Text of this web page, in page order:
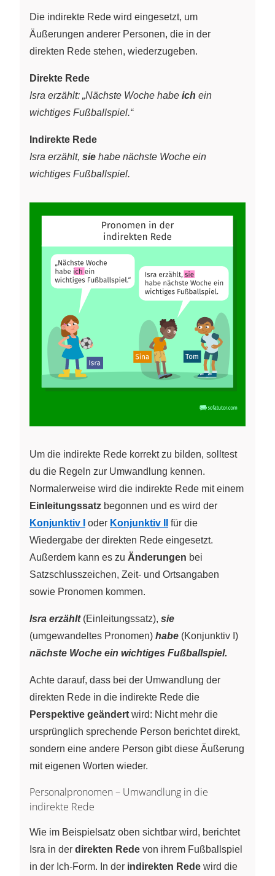
Die indirekte Rede wird eingesetzt, um
Äußerungen anderer Personen, die in der
direkten Rede stehen, wiederzugeben.
Direkte Rede
Isra erzählt: „Nächste Woche habe ich ein
wichtiges Fußballspiel.“
Indirekte Rede
Isra erzählt, sie habe nächste Woche ein
wichtiges Fußballspiel.
Um die indirekte Rede korrekt zu bilden, solltest
du die Regeln zur Umwandlung kennen.
Normalerweise wird die indirekte Rede mit einem
Einleitungssatz begonnen und es wird der
Konjunktiv I
oder Konjunktiv II
für die
Wiedergabe der direkten Rede eingesetzt.
Außerdem kann es zu Änderungen bei
Satzschlusszeichen, Zeit- und Ortsangaben
sowie Pronomen kommen.
Isra erzählt(Einleitungssatz), sie
(umgewandeltes Pronomen) habe (Konjunktiv I)
nächste Woche ein wichtiges Fußballspiel.
Achte darauf, dass bei der Umwandlung der
direkten Rede in die indirekte Rede die
Perspektive geändert wird: Nicht mehr die
ursprünglich sprechende Person berichtet direkt,
sondern eine andere Person gibt diese Äußerung
mit eigenen Worten wieder.
Personalpronomen – Umwandlung in die
indirekte Rede
Wie im Beispielsatz oben sichtbar wird, berichtet
Isra in der direkten Rede von ihrem Fußballspiel
in der Ich-Form. In der indirekten Rede wird die